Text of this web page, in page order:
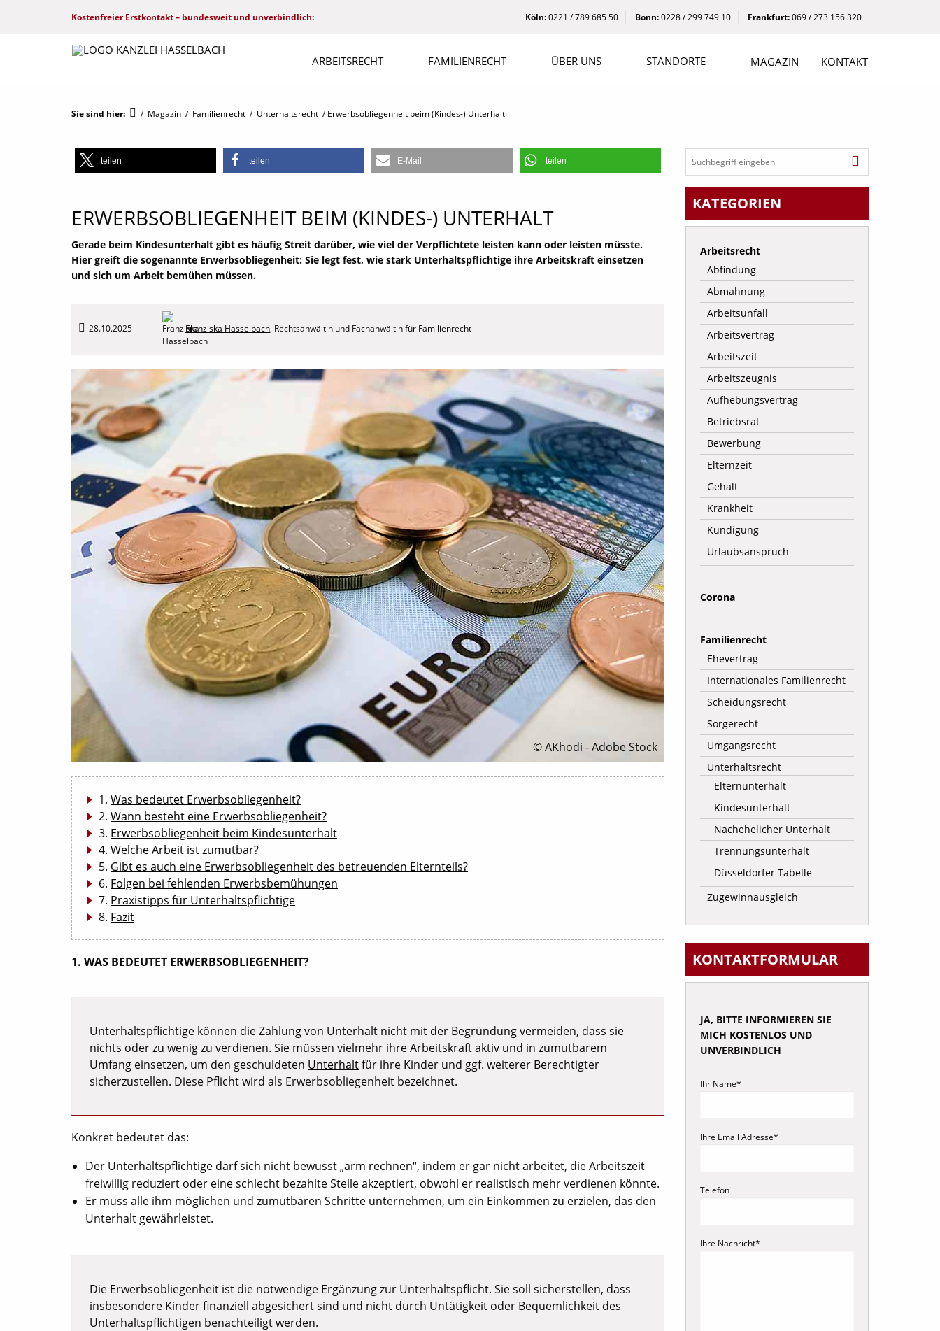
Kostenfreier Erstkontakt – bundesweit und unverbindlich: Köln:0221 / 789 685 50 Bonn:0228 / 299 749 10 Frankfurt:069 / 273 156 320
ARBEITSRECHT FAMILIENRECHT ÜBER UNS STANDORTE MAGAZIN KONTAKT
Sie sind hier: / Magazin / Familienrecht / Unterhaltsrecht /Erwerbsobliegenheit beim (Kindes-) Unterhalt
teilen teilen E-Mail teilen
ERWERBSOBLIEGENHEIT BEIM (KINDES-) UNTERHALT
Gerade beim Kindesunterhalt gibt es häufig Streit darüber, wie viel der Verpflichtete leisten kann oder leisten müsste.
Hier greift die sogenannte Erwerbsobliegenheit: Sie legt fest, wie stark Unterhaltspflichtige ihre Arbeitskraft einsetzen
und sich um Arbeit bemühen müssen.
28.10.2025 Franziska Hasselbach, Rechtsanwältin und Fachanwältin für Familienrecht
© AKhodi - Adobe Stock
Was bedeutet Erwerbsobliegenheit?
Wann besteht eine Erwerbsobliegenheit?
Erwerbsobliegenheit beim Kindesunterhalt
Welche Arbeit ist zumutbar?
Gibt es auch eine Erwerbsobliegenheit des betreuenden Elternteils?
Folgen bei fehlenden Erwerbsbemühungen
Praxistipps für Unterhaltspflichtige
Fazit
1. WAS BEDEUTET ERWERBSOBLIEGENHEIT?
Unterhaltspflichtige können die Zahlung von Unterhalt nicht mit der Begründung vermeiden, dass sie
nichts oder zu wenig zu verdienen. Sie müssen vielmehr ihre Arbeitskraft aktiv und in zumutbarem
Umfang einsetzen, um den geschuldeten Unterhaltfür ihre Kinder und ggf. weiterer Berechtigter
sicherzustellen. Diese Pflicht wird als Erwerbsobliegenheit bezeichnet.
Konkret bedeutet das:
Der Unterhaltspflichtige darf sich nicht bewusst „arm rechnen“, indem er gar nicht arbeitet, die Arbeitszeit
freiwillig reduziert oder eine schlecht bezahlte Stelle akzeptiert, obwohl er realistisch mehr verdienen könnte.
Er muss alle ihm möglichen und zumutbaren Schritte unternehmen, um ein Einkommen zu erzielen, das den
Unterhalt gewährleistet.
Die Erwerbsobliegenheit ist die notwendige Ergänzung zur Unterhaltspflicht. Sie soll sicherstellen, dass
insbesondere Kinder finanziell abgesichert sind und nicht durch Untätigkeit oder Bequemlichkeit des
Unterhaltspflichtigen benachteiligt werden.
KATEGORIEN
Arbeitsrecht
Abfindung
Abmahnung
Arbeitsunfall
Arbeitsvertrag
Arbeitszeit
Arbeitszeugnis
Aufhebungsvertrag
Betriebsrat
Bewerbung
Elternzeit
Gehalt
Krankheit
Kündigung
Urlaubsanspruch
Corona
Familienrecht
Ehevertrag
Internationales Familienrecht
Scheidungsrecht
Sorgerecht
Umgangsrecht
Unterhaltsrecht
Elternunterhalt
Kindesunterhalt
Nachehelicher Unterhalt
Trennungsunterhalt
Düsseldorfer Tabelle
Zugewinnausgleich
KONTAKTFORMULAR
JA, BITTE INFORMIEREN SIE
MICH KOSTENLOS UND
UNVERBINDLICH
Ihr Name*
Ihre Email Adresse*
Telefon
Ihre Nachricht*